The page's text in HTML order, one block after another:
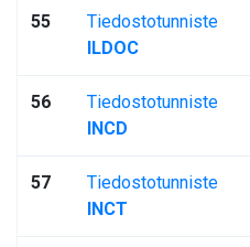
55
Tiedostotunniste
ILDOC
56
Tiedostotunniste
INCD
57
Tiedostotunniste
INCT